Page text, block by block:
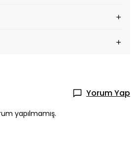
Yorum Yap
yapılmamış.